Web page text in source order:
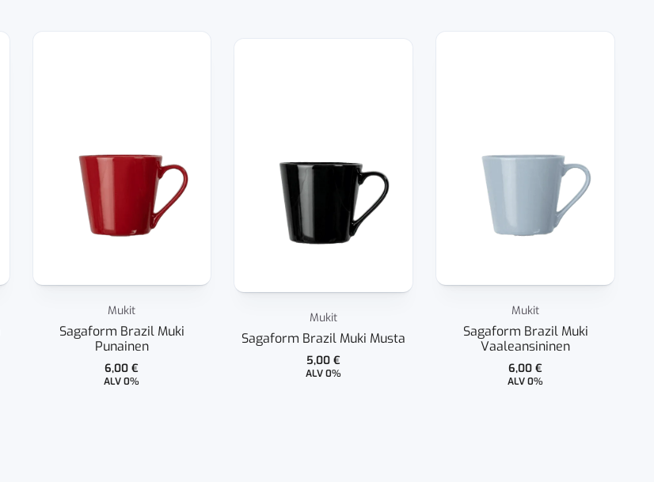
Mukit
Sagaform Brazil Muki
Punainen
6,00€
ALV 0%
Mukit
Sagaform Brazil Muki Musta
5,00€
ALV 0%
Mukit
Sagaform Brazil Muki
Vaaleansininen
6,00€
ALV 0%